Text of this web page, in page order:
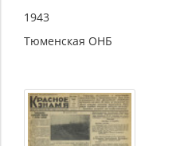
1943
Тюменская ОНБ